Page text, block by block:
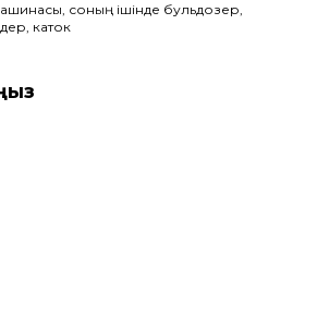
соның ішінде бульдозер,
каток